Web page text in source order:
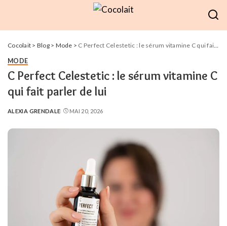
Cocolait > Blog> Mode > C Perfect Celestetic : le sérum vitamine C qui fait parler de lui
MODE
C Perfect Celestetic : le sérum vitamine C
qui fait parler de lui
POSTED
ALEXIA GRENDALE MAI 20, 2026